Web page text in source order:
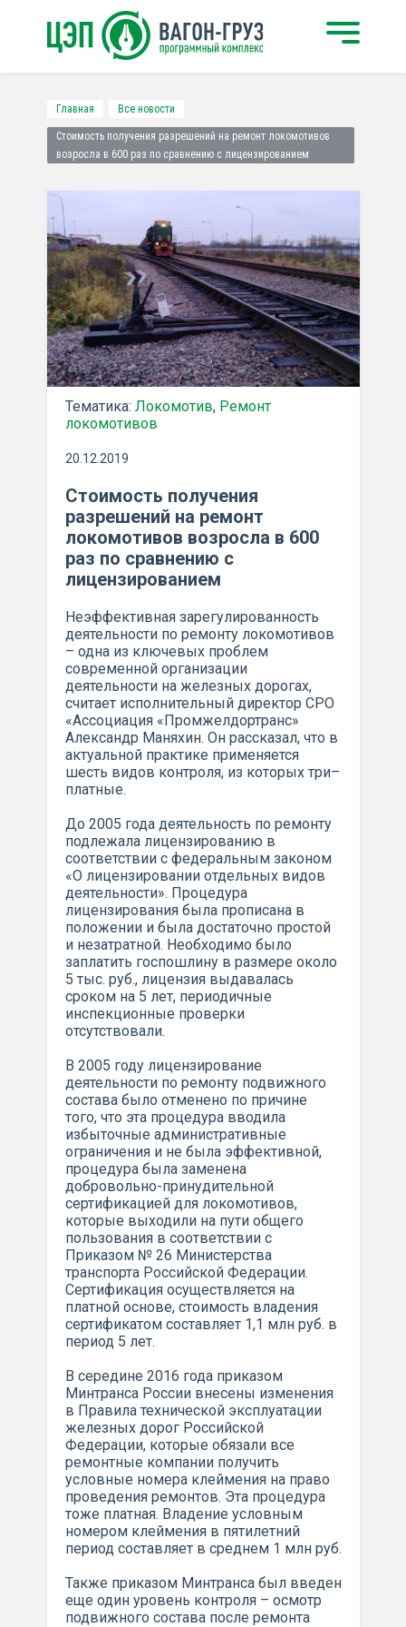
Главная Все новости
Стоимость получения разрешений на ремонт локомотивов
возросла в 600 раз по сравнению с лицензированием
Тематика: Локомотив, Ремонт
локомотивов
20.12.2019
Стоимость получения
разрешений на ремонт
локомотивов возросла в 600
раз по сравнению с
лицензированием
Неэффективная зарегулированность
деятельности по ремонту локомотивов
– одна из ключевых проблем
современной организации
деятельности на железных дорогах,
считает исполнительный директор СРО
«Ассоциация «Промжелдортранс»
Александр Маняхин. Он рассказал, что в
актуальной практике применяется
шесть видов контроля, из которых три–
платные.
До 2005 года деятельность по ремонту
подлежала лицензированию в
соответствии с федеральным законом
«О лицензировании отдельных видов
деятельности». Процедура
лицензирования была прописана в
положении и была достаточно простой
и незатратной. Необходимо было
заплатить госпошлину в размере около
5 тыс. руб., лицензия выдавалась
сроком на 5 лет, периодичные
инспекционные проверки
отсутствовали.
В 2005 году лицензирование
деятельности по ремонту подвижного
состава было отменено по причине
того, что эта процедура вводила
избыточные административные
ограничения и не была эффективной,
процедура была заменена
добровольно-принудительной
сертификацией для локомотивов,
которые выходили на пути общего
пользования в соответствии с
Приказом № 26 Министерства
транспорта Российской Федерации.
Сертификация осуществляется на
платной основе, стоимость владения
сертификатом составляет 1,1 млн руб. в
период 5 лет.
В середине 2016 года приказом
Минтранса России внесены изменения
в Правила технической эксплуатации
железных дорог Российской
Федерации, которые обязали все
ремонтные компании получить
условные номера клеймения на право
проведения ремонтов. Эта процедура
тоже платная. Владение условным
номером клеймения в пятилетний
период составляет в среднем 1 млн руб.
Также приказом Минтранса был введен
еще один уровень контроля – осмотр
подвижного состава после ремонта